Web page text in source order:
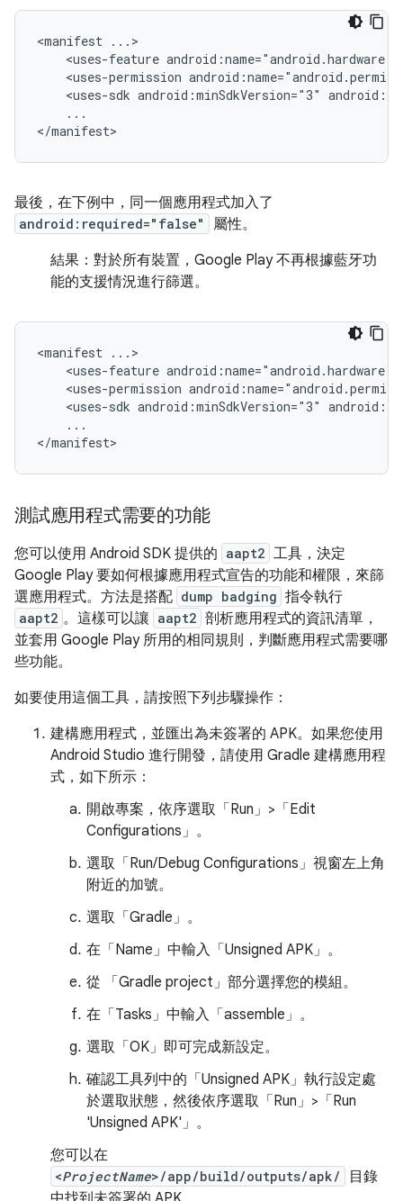
<manifest
<uses-feature
<uses-permission
<uses-sdk android:minSdkVersion="3"
...
</manifest>
最後，在下例中，同一個應用程式加入了
android:required="false"
屬性。
結果： 對於所有裝置，Google Play 不再根據藍牙功
能的支援情況進行篩選。
<manifest
<uses-feature
<uses-permission
<uses-sdk android:minSdkVersion="3"
...
</manifest>
測試應用程式需要的功能
您可以使用 Android SDK 提供的 aapt2 工具，決定
Google Play 要如何根據應用程式宣告的功能和權限，來篩
選應用程式。方法是搭配 dump badging 指令執行
aapt2 。這樣可以讓 aapt2 剖析應用程式的資訊清單，
並套用 Google Play 所用的相同規則，判斷應用程式需要哪
些功能。
如要使用這個工具，請按照下列步驟操作：
建構應用程式，並匯出為未簽署的 APK。如果您使用
Android Studio 進行開發，請使用 Gradle 建構應用程
式，如下所示：
開啟專案，依序選取「Run」>「Edit
Configurations」 。
選取「Run/Debug Configurations」 視窗左上角
附近的加號。
選取「Gradle」 。
在「Name」 中輸入「Unsigned APK」。
從 「Gradle project」 部分選擇您的模組。
在「Tasks」 中輸入「assemble」。
選取「OK」 即可完成新設定。
確認工具列中的「Unsigned APK」 執行設定處
於選取狀態，然後依序選取「Run」>「Run
'Unsigned APK'」 。
您可以在
<ProjectName>/app/build/outputs/apk/
目錄